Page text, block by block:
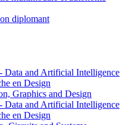
diplomant
and Artificial Intelligence
en Design
Graphics and Design
and Artificial Intelligence
en Design